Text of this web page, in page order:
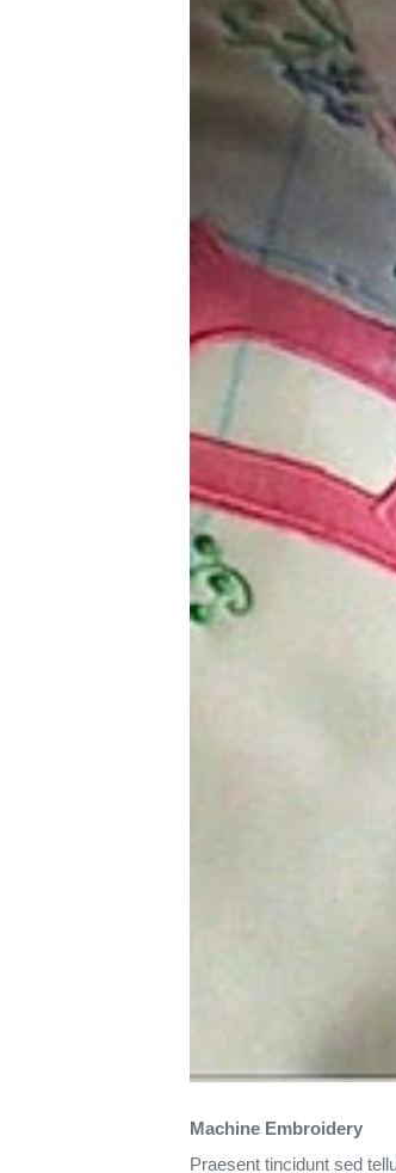
Machine Embroidery
Praesent tincidunt sed